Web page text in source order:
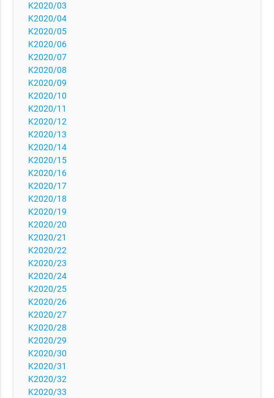
K2020/03
K2020/04
K2020/05
K2020/06
K2020/07
K2020/08
K2020/09
K2020/10
K2020/11
K2020/12
K2020/13
K2020/14
K2020/15
K2020/16
K2020/17
K2020/18
K2020/19
K2020/20
K2020/21
K2020/22
K2020/23
K2020/24
K2020/25
K2020/26
K2020/27
K2020/28
K2020/29
K2020/30
K2020/31
K2020/32
K2020/33